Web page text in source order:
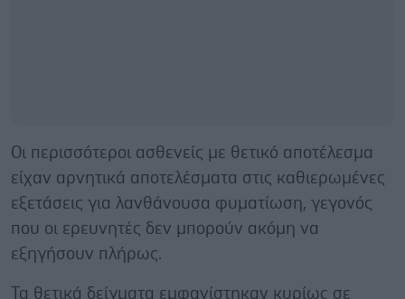
Οι περισσότεροι ασθενείς με θετικό αποτέλεσμα
είχαν αρνητικά αποτελέσματα στις καθιερωμένες
εξετάσεις για λανθάνουσα φυματίωση, γεγονός
που οι ερευνητές δεν μπορούν ακόμη να
εξηγήσουν πλήρως.
Τα θετικά δείγματα εμφανίστηκαν κυρίως σε